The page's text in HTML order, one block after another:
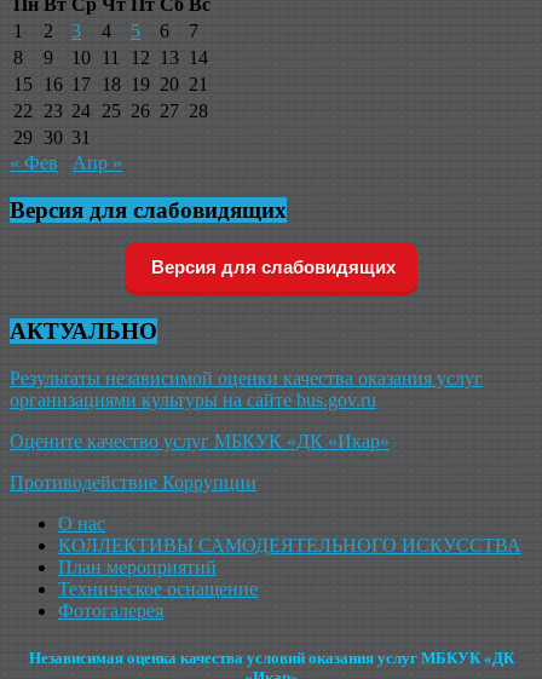
Пн Вт Ср Чт Пт Сб Вс
1
2 3 4 5 6
7
8
9 10 11 12 13 14
15
16 17 18 19 20 21
22
23 24 25 26 27 28
29 30 31
« Фев
Апр »
Версия для слабовидящих
Версия для слабовидящих
АКТУАЛЬНО
Результаты независимой оценки качества оказания услуг
организациями культуры на сайте bus.gov.ru
Оцените качество услуг МБКУК «ДК «Икар»
Противодействие Коррупции
О нас
КОЛЛЕКТИВЫ САМОДЕЯТЕЛЬНОГО ИСКУССТВА
План мероприятий
Техническое оснащение
Фотогалерея
Независимая оценка качества условий оказания услуг МБКУК «ДК